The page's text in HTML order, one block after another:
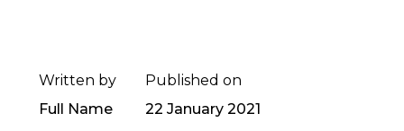
Written by
Full Name
Published on
22 January 2021